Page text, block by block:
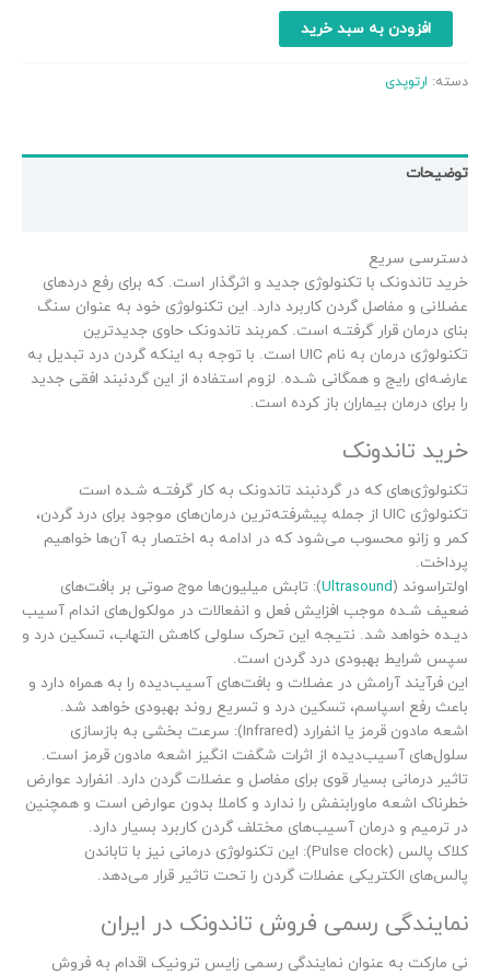
افزودن به سبد خرید
دسته: ارتوپدی
توضیحات
دسترسی سریع
خرید تاندونک با تکنولوژی جدید و اثرگذار است. که برای رفع دردهای
عضلانی و مفاصل گردن کاربرد دارد. این تکنولوژی خود به عنوان سنگ
بنای درمان قرار گرفتـه است. کمربند تاندونک حاوی جدیدترین
تکنولوژی درمان به نام UIC است. با توجه به اینکه گردن درد تبدیل به
عارضه‌ای رایج و همگانی شـده. لزوم استفاده از این گردنبند افقی جدید
را برای درمان بیماران باز کرده است.
خرید تاندونک
تکنولوژی‌های که در گردنبند تاندونک به کار گرفتـه شـده است
تکنولوژی UIC از جمله پیشرفته‌ترین درمان‌های موجود برای درد گردن،
کمر و زانو محسوب می‌شود که در ادامه به اختصار به آن‌ها خواهیم
پرداخت.
اولتراسوند (Ultrasound): تابش میلیون‌ها موج صوتی بر بافت‌های
ضعیف شـده موجب افزایش فعل و انفعالات در مولکول‌های اندام آسیب
دیـده خواهد شد. نتیجه این تحرک سلولی ‌کاهش التهاب، تسکین درد و
سپس شرایط بهبودی درد گردن است.
این فرآیند آرامش در عضلات و بافت‌های آسیب‌دیده را به همراه دارد و
باعث رفع اسپاسم، تسکین درد و تسریع روند بهبودی خواهد شد.
اشعه مادون قرمز یا انفرارد (Infrared): سرعت بخشی به بازسازی
سلول‌های آسیب‌دیده از اثرات شگفت انگیز اشعه مادون قرمز است.
تاثیر درمانی بسیار قوی برای مفاصل و عضلات گردن دارد. انفرارد عوارض
خطرناک اشعه ماورابنفش را ندارد و کاملا بدون عوارض است و همچنین
در ترمیم و درمان آسیب‌های مختلف گردن کاربرد بسیار دارد.
کلاک پالس (Pulse clock): این تکنولوژی درمانی نیز با تاباندن
پالس‌های الکتریکی عضلات گردن را تحت تاثیر قرار می‌دهد.
نمایندگی رسمی فروش تاندونک در ایران
نی مارکت به عنوان نمایندگی رسمی زایس ترونیک اقدام به فروش